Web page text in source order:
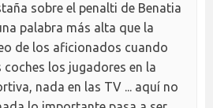
sobre el penalti de Benatia
palabra más alta que la
de los aficionados cuando
coches los jugadores en la
nada en las TV ... aquí no